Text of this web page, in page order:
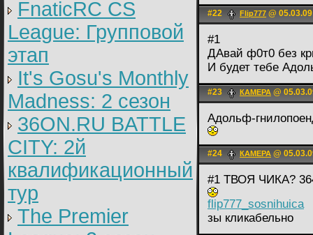
FnaticRC CS
League: Групповой
этап
It's Gosu's Monthly
Madness: 2 сезон
36ON.RU BATTLE
CITY: 2й
квалификационный
тур
The Premier
#22 Flip777 @
#1
ДАвай ф0т0 без
И будет тебе
#23 КАМЕРА @
Адольф-
#24 КАМЕРА @
#1 ТВОЯ ЧИКА?
flip777_sosnihuica
зы кликабельно